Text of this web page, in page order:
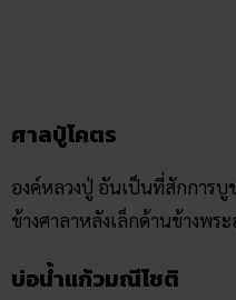
ศาลปู่โคตร
องค์หลวงปู่ อันเป็นที่สักการ
ข้างศาลาหลังเล็กด้านข้างพร
บ่อน้ำแก้วมณีโชติ